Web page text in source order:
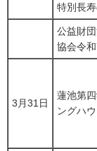
特別長
公益財
協会令
3月31日
蓮池第
ングハ